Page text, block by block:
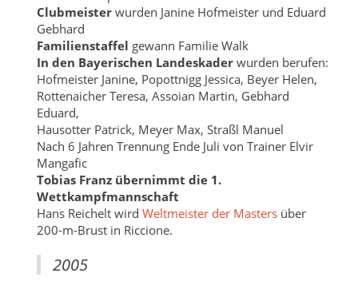
Clubmeisterwurden Janine Hofmeister und Eduard
Gebhard
Familienstaffel gewann Familie Walk
In den Bayerischen Landeskaderwurden berufen:
Hofmeister Janine, Popottnigg Jessica, Beyer Helen,
Rottenaicher Teresa, Assoian Martin, Gebhard
Eduard,
Hausotter Patrick, Meyer Max, Straßl Manuel
Nach 6 Jahren Trennung Ende Juli von Trainer Elvir
Mangafic
Tobias Franz übernimmt die 1.
Wettkampfmannschaft
Hans Reichelt wird Weltmeister der Mastersüber
200-m-Brust in Riccione.
2005